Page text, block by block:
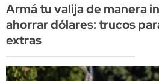
Armá tu valija de manera
ahorrar dólares: trucos
extras